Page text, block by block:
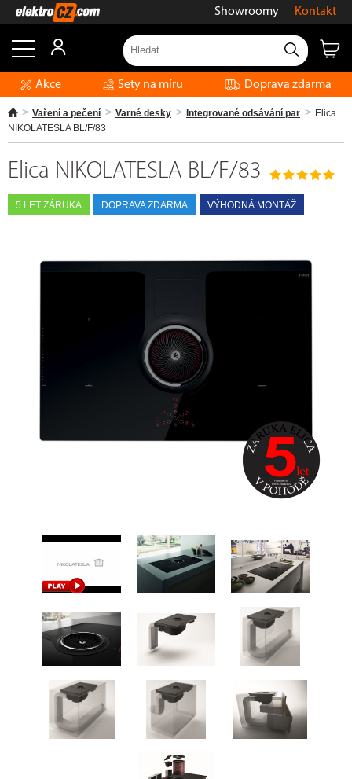
Showroomy Kontakt
Akce Sety na míru Doprava zdarma
Vaření a pečení Varné desky Integrované odsávání par
Elica
NIKOLATESLA BL/F/83
Elica NIKOLATESLA BL/F/83
5 LET ZÁRUKA DOPRAVA ZDARMA VÝHODNÁ MONTÁŽ